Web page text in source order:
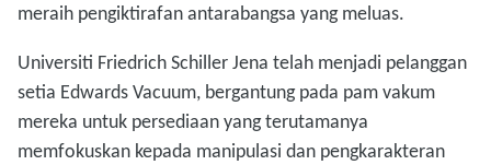
meraih pengiktirafan antarabangsa yang meluas.
Universiti Friedrich Schiller Jena telah menjadi pelanggan
setia Edwards Vacuum, bergantung pada pam vakum
mereka untuk persediaan yang terutamanya
memfokuskan kepada manipulasi dan pengkarakteran